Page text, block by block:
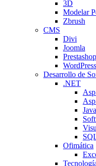
3D
Modelar
Zbrush
CMS
Divi
Joomla
Prestashop
WordPress
Desarrollo de
.NET
Java
Ofimática